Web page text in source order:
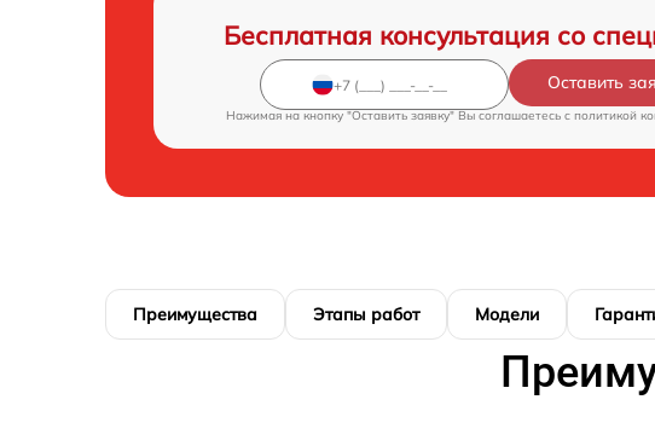
Бесплатная консультация со
Оставить
Нажимая на кнопку "Оставить заявку" Вы соглашаетесь c политикой
Преимущества Этапы работ Модели